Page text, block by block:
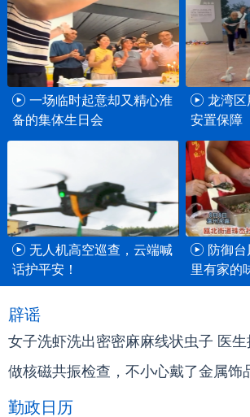
一场临时起意却又精心准
备的集体生日会
龙湾区
安置保障
无人机高空巡查，云端喊
话护平安！
防御台
里有家的
辟谣
女子洗虾洗出密密麻麻线状虫子 医生
做核磁共振检查，不小心戴了金属饰
勤政日历